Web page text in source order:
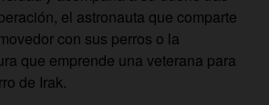
el astronauta que comparte
con sus perros o la
que emprende una veterana para
de Irak.